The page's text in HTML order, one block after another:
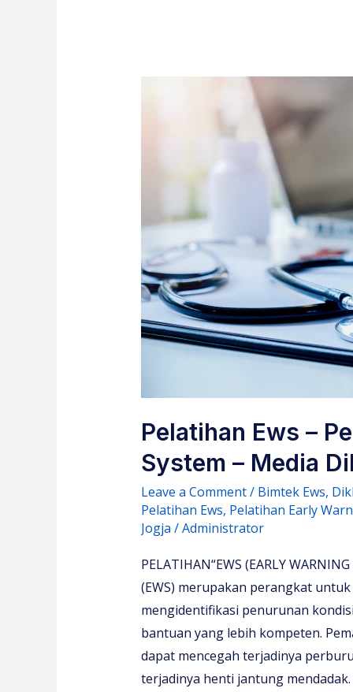
Pelatihan Ews –
System – Media
Leave a Comment/ Bimtek Ews,
Pelatihan Ews, Pelatihan Early
Jogja /Administrator
PELATIHAN“EWS (EARLY
(EWS) merupakan perangkat
mengidentifikasi penurunan
bantuan yang lebih kompeten.
dapat mencegah terjadinya
terjadinya henti jantung